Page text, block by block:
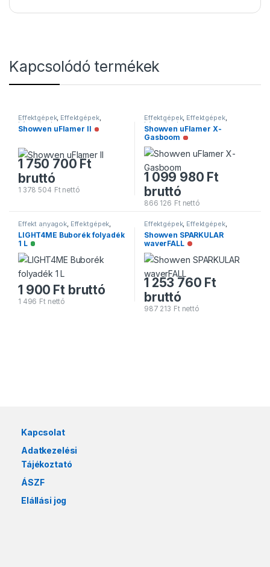
Kapcsolódó termékek
Effektgépek, Effektgépek,
Lánggépek
Showven uFlamer II Nincs raktáron
1 750 700 Ft
bruttó
1 378 504 Ftnettó
Effektgépek, Effektgépek,
Lánggépek
Showven uFlamer X-
Gasboom Nincs raktáron
1 099 980 Ft
bruttó
866 126 Ftnettó
Effekt anyagok, Effektgépek,
Folyadékok
LIGHT4ME Buborék folyadék
1 L Elérhető
1 900 Ft bruttó
1 496 Ft nettó
Effektgépek, Effektgépek,
Szikragépek
Showven SPARKULAR
waverFALL Nincs raktáron
1 253 760 Ft
bruttó
987 213 Ftnettó
Kapcsolat
Adatkezelési
Tájékoztató
ÁSZF
Elállási jog